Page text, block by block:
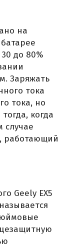
на
до 80%
Заряжать
тока
тока, но
когда
случае
работающий
Geely EX5